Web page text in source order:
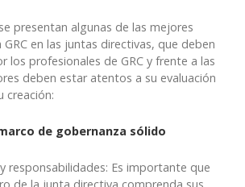
presentan algunas de las mejores
en las juntas directivas, que deben
los profesionales de GRC y frente a las
deben estar atentos a su evaluación
creación:
de gobernanza sólido
responsabilidades: Es importante que